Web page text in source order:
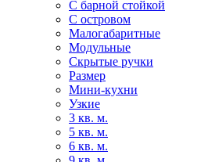
С барной стойкой
С островом
Малогабаритные
Модульные
Скрытые ручки
Размер
Мини-кухни
Узкие
3 кв. м.
5 кв. м.
6 кв. м.